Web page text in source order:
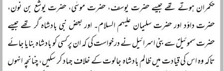
حکمران ہوتے تھے جیسے حضرت یوسف، حضرت موسٰی، حضرت یوشع بن نون،
حضرت داؤد اور حضرت سلیمان علیہم السلام۔ اور بعض نبی بادشاہ گر تھے جیسے
حضرت سموئیلؑ سے بنی اسرائیل نے درخواست کی کہ ان پر کسی کو بادشاہ بنایا جائے
تاکہ وہ اس کی قیادت میں ظالم بادشاہ جالوت کے خلاف جہاد کر سکیں، چنانچہ انہوں